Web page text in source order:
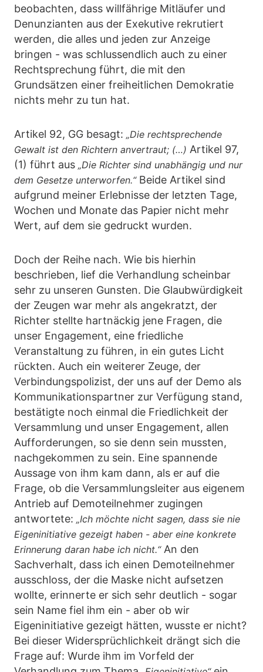
beobachten, dass willfährige Mitläufer und
Denunzianten aus der Exekutive rekrutiert
werden, die alles und jeden zur Anzeige
bringen - was schlussendlich auch zu einer
Rechtsprechung führt, die mit den
Grundsätzen einer freiheitlichen Demokratie
nichts mehr zu tun hat.
Artikel 92, GG besagt: „Die rechtsprechende
Gewalt ist den Richtern anvertraut; (…) Artikel 97,
(1) führt aus „Die Richter sind unabhängig und nur
dem Gesetze unterworfen.“Beide Artikel sind
aufgrund meiner Erlebnisse der letzten Tage,
Wochen und Monate das Papier nicht mehr
Wert, auf dem sie gedruckt wurden.
Doch der Reihe nach. Wie bis hierhin
beschrieben, lief die Verhandlung scheinbar
sehr zu unseren Gunsten. Die Glaubwürdigkeit
der Zeugen war mehr als angekratzt, der
Richter stellte hartnäckig jene Fragen, die
unser Engagement, eine friedliche
Veranstaltung zu führen, in ein gutes Licht
rückten. Auch ein weiterer Zeuge, der
Verbindungspolizist, der uns auf der Demo als
Kommunikationspartner zur Verfügung stand,
bestätigte noch einmal die Friedlichkeit der
Versammlung und unser Engagement, allen
Aufforderungen, so sie denn sein mussten,
nachgekommen zu sein. Eine spannende
Aussage von ihm kam dann, als er auf die
Frage, ob die Versammlungsleiter aus eigenem
Antrieb auf Demoteilnehmer zugingen
antwortete: „Ich möchte nicht sagen, dass sie nie
Eigeninitiative gezeigt haben - aber eine konkrete
Erinnerung daran habe ich nicht.“An den
Sachverhalt, dass ich einen Demoteilnehmer
ausschloss, der die Maske nicht aufsetzen
wollte, erinnerte er sich sehr deutlich - sogar
sein Name fiel ihm ein - aber ob wir
Eigeninitiative gezeigt hätten, wusste er nicht?
Bei dieser Widersprüchlichkeit drängt sich die
Frage auf: Wurde ihm im Vorfeld der